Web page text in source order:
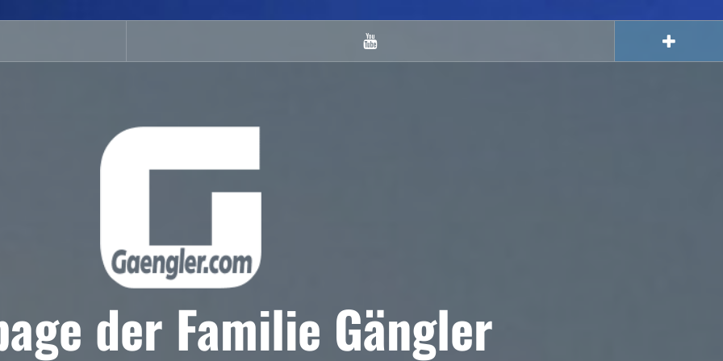
Youtube
der Familie Gängler